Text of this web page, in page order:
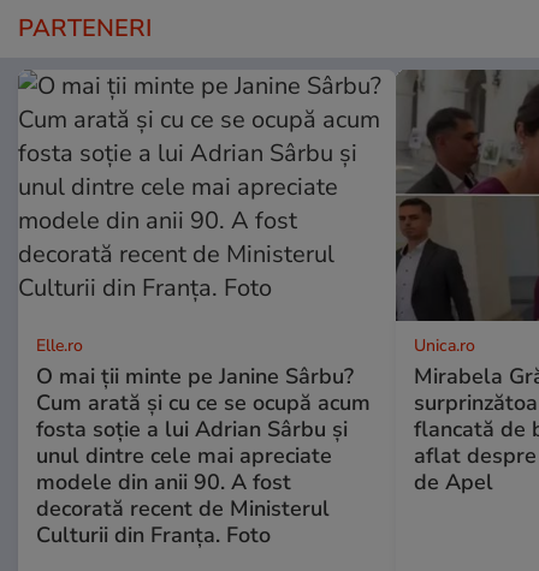
PARTENERI
Elle.ro
O mai ții minte pe Janine Sârbu?
Cum arată și cu ce se ocupă acum
fosta soție a lui Adrian Sârbu și
unul dintre cele mai apreciate
modele din anii 90. A fost
decorată recent de Ministerul
Culturii din Franța. Foto
Unica.ro
Mirabela
flancată de
aflat
de Apel